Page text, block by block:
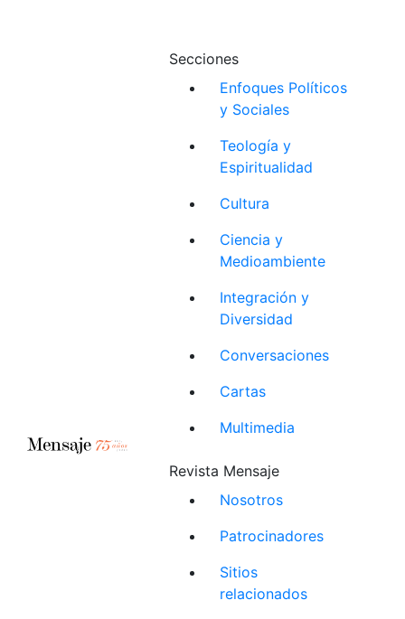
Secciones
Enfoques Políticos
y Sociales
Teología y
Espiritualidad
Cultura
Ciencia y
Medioambiente
Integración y
Diversidad
Conversaciones
Cartas
Multimedia
Revista Mensaje
Nosotros
Patrocinadores
Sitios
relacionados